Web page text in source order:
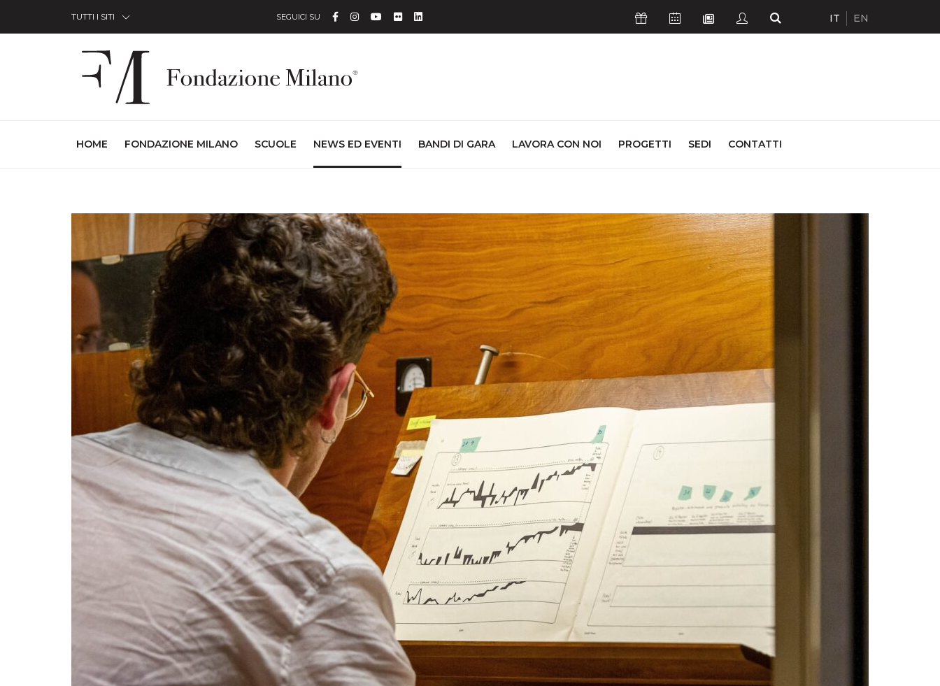
TUTTI I SITI SEGUICI SU Facebook
Instagram
YouTube
FlickrLinkedin Icona SostieniciIcona Calendario Eventi
Icona Newsletter
Icona StudentiIcona Cerca
IT EN
HOME (CURRENT)
FONDAZIONE MILANO SCUOLE NEWS ED EVENTI BANDI DI GARA LAVORA CON NOI PROGETTI SEDI CONTATTI